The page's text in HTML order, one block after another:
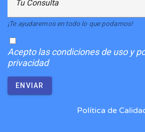
Tu Consulta
¡Te ayudaremos en todo lo que podamos!
Aceptolas condiciones de uso y
privacidad
ENVIAR
Política de